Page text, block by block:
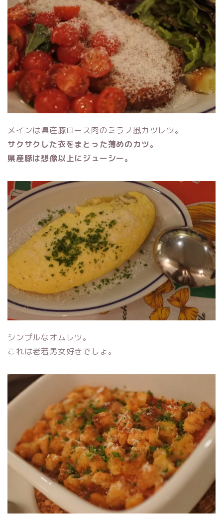
メインは県産豚ロース肉のミラノ風カツレツ。
サクサクした衣をまとった薄めのカツ。
県産豚は想像以上にジューシー。
シンプルなオムレツ。
これは老若男女好きでしょ。